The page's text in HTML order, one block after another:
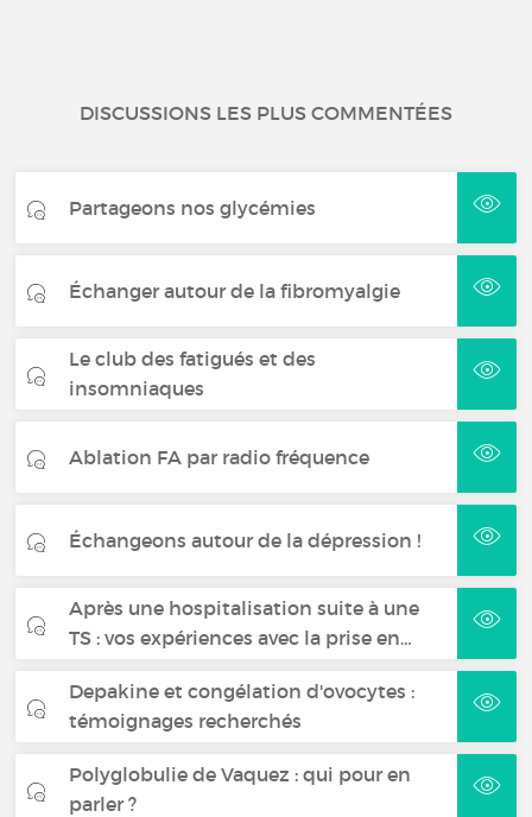
DISCUSSIONS LES PLUS COMMENTÉES
Partageons nos glycémies
Échanger autour de la fibromyalgie
Le club des fatigués et des
insomniaques
Ablation FA par radio fréquence
Échangeons autour de la dépression !
Après une hospitalisation suite à une
TS : vos expériences avec la prise en…
Depakine et congélation d'ovocytes :
témoignages recherchés
Polyglobulie de Vaquez : qui pour en
parler ?